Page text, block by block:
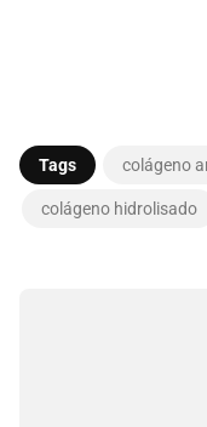
Tags colágeno
colágeno hidrolisado